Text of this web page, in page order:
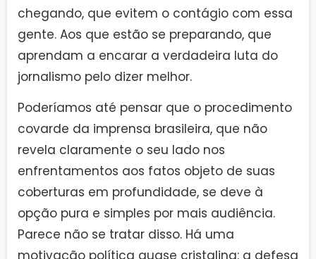
chegando, que evitem o contágio com essa
gente. Aos que estão se preparando, que
aprendam a encarar a verdadeira luta do
jornalismo pelo dizer melhor.
Poderíamos até pensar que o procedimento
covarde da imprensa brasileira, que não
revela claramente o seu lado nos
enfrentamentos aos fatos objeto de suas
coberturas em profundidade, se deve à
opção pura e simples por mais audiência.
Parece não se tratar disso. Há uma
motivação política quase cristalina: a defesa